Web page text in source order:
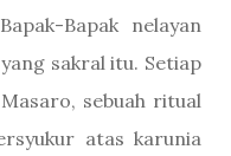
Bapak nelayan
sakral itu. Setiap
sebuah ritual
atas karunia